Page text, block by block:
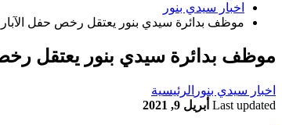
اخبار سيدي بنور
موظف بدائرة سيدي بنور يعتقل رخص حفل
موظف بدائرة سيدي بنور يعتقل
اخبار سيدي بنور الرئيسية
Last updated أبريل 9, 2021